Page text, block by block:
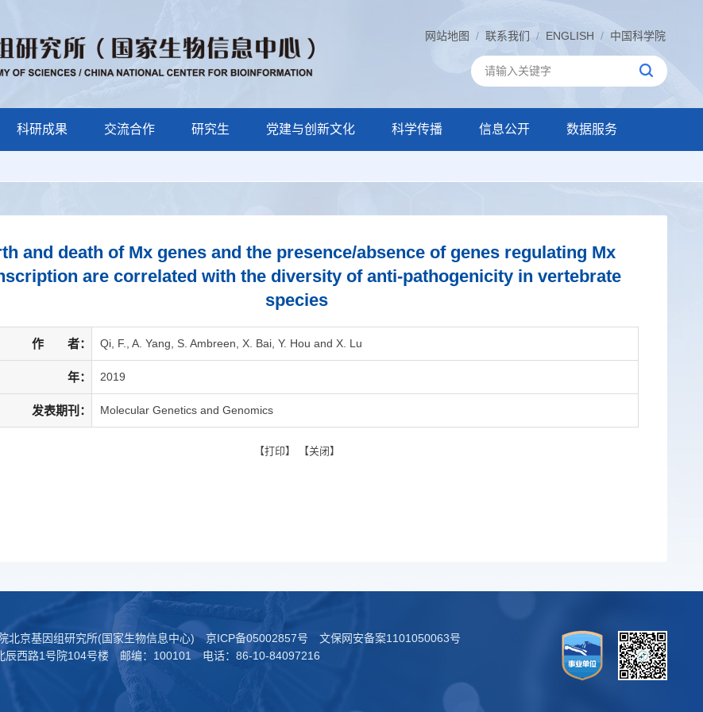
网站地图 / 联系我们 / ENGLISH / 中国科学院
科研成果 交流合作 研究生 党建与创新文化 科学传播 信息公开 数据服务
and death of Mx genes and the presence/absence of genes regulating Mx
are correlated with the diversity of anti-pathogenicity in vertebrate
species
作 者： Qi, F., A. Yang, S. Ambreen, X. Bai, Y. Hou and X. Lu
年： 2019
发表期刊： Molecular Genetics and Genomics
【打印】 【关闭 】
北京基因组研究所(国家生物信息中心)京ICP备05002857号
文保网安备案1101050063号
辰西路1号院104号楼 邮编：100101 电话：86-10-84097216